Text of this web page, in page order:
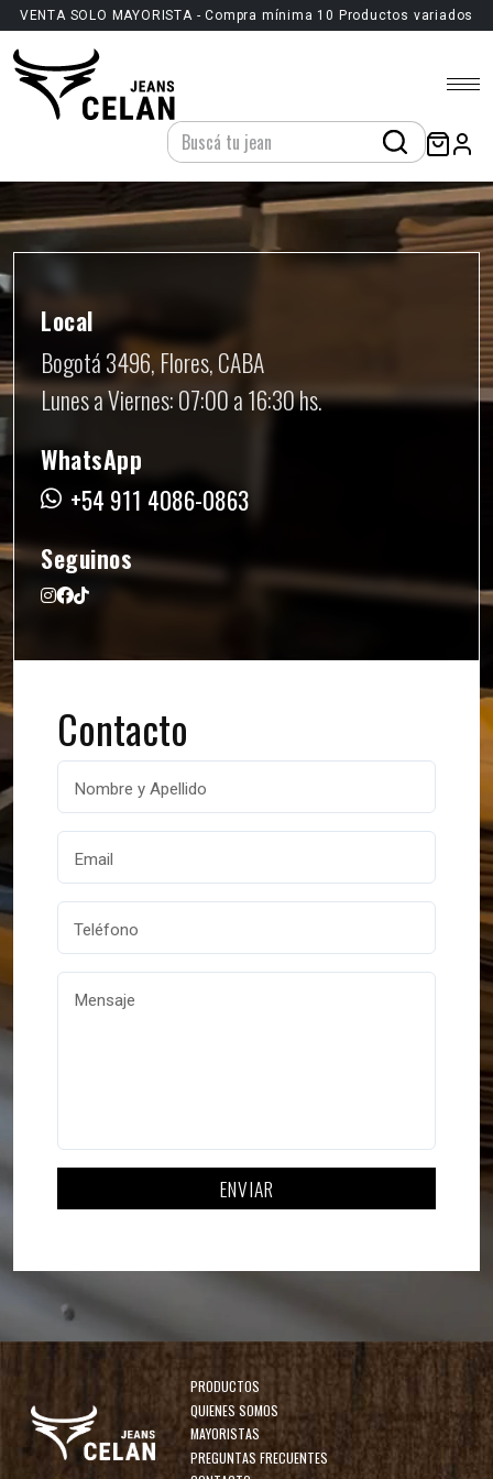
VENTA SOLO MAYORISTA - Compra mínima 10 Productos variados
Local
Bogotá 3496, Flores, CABA
Lunes a Viernes: 07:00 a 16:30 hs.
WhatsApp
+54 911 4086-0863
Seguinos
Contacto
PRODUCTOS
QUIENES SOMOS
MAYORISTAS
PREGUNTAS FRECUENTES